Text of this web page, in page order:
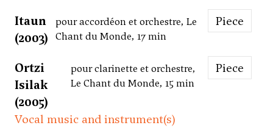
Itaun
(2003)
pour accordéon et orchestre, Le
Chant du Monde, 17 min
Piece
Ortzi
Isilak
(2005)
pour clarinette et orchestre,
Le Chant du Monde, 15 min
Piece
Vocal music and instrument(s)